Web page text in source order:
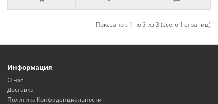
Показано с 1 по 3 из 3 (всего 1 страниц)
Информация
О нас
Доставка
Политика Конфиденциальности